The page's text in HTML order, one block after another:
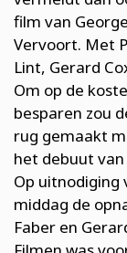
film van
Vervoort. Met
Lint, Gerard
Om op de
besparen zou
rug gemaakt
het debuut
Op uitnodiging
middag de
Faber en